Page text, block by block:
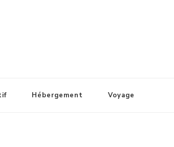
Hébergement Voyage